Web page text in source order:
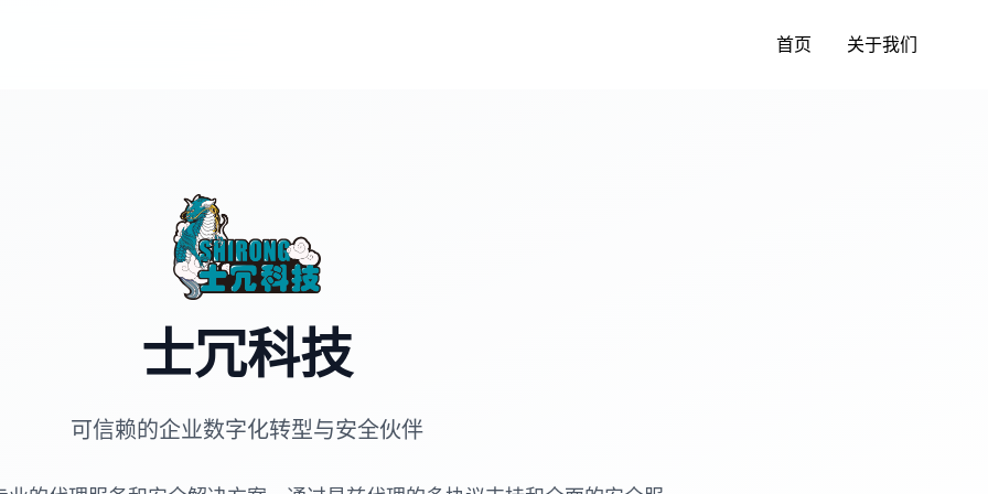
首页 关于我们
士冗科技
可信赖的企业数字化转型与安全伙伴